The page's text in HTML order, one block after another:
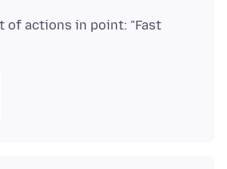
of actions in point: "Fast